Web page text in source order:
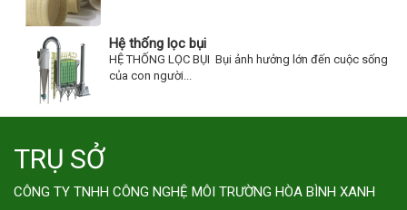
Hệ thống lọc bụi
HỆ THỐNG LỌC BỤI Bụi ảnh hưởng lớn đến cuộc sống
của con người...
TRỤ SỞ
CÔNG TY TNHH CÔNG NGHỆ MÔI TRƯỜNG HÒA BÌNH XANH